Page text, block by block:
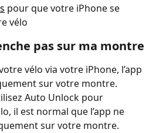
pour que votre iPhone se
vélo
pas sur ma montre
vélo via votre iPhone, l’app
sur votre montre.
Auto Unlock pour
il est normal que l’app ne
sur votre montre.